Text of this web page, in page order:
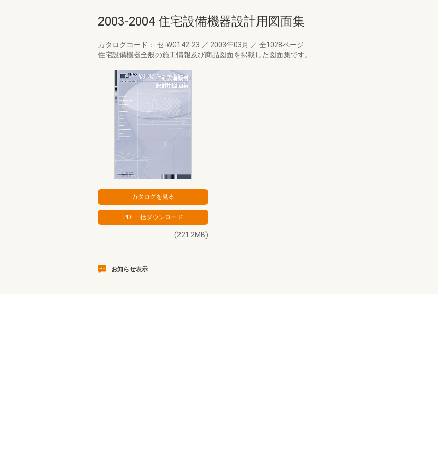
2003-2004 住宅設備機器設計用図面集
カタログコード： セ-WG142-23 ／ 2003年03月 ／ 全1028ページ
住宅設備機器全般の施工情報及び商品図面を掲載した図面集です。
(221.2MB)
お知らせ表示